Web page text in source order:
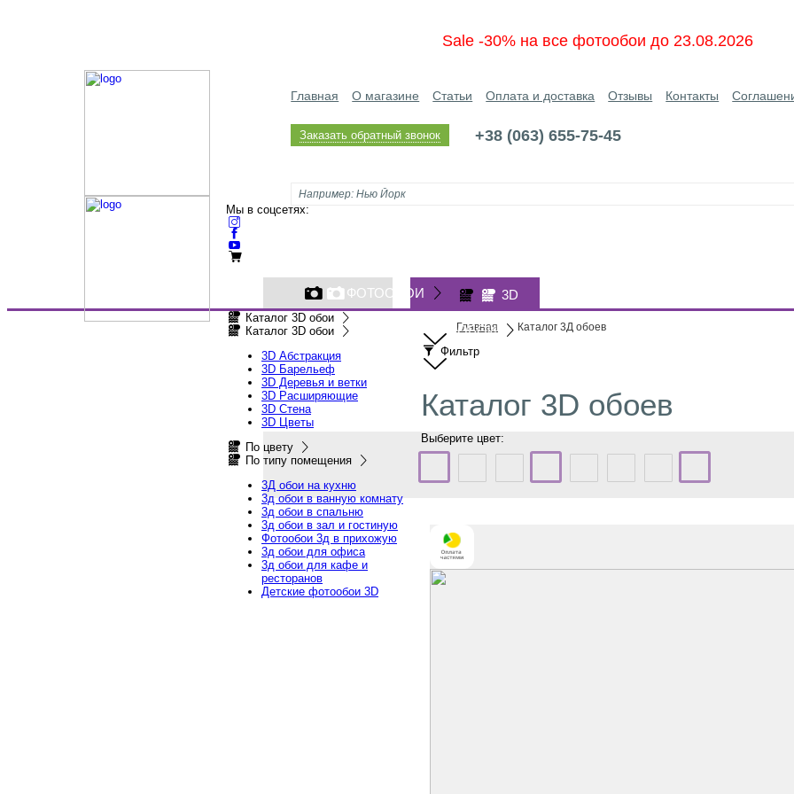
Sale -30% на все фотообои до 23.08.2026
Главная О магазине Статьи Оплата и доставка Отзывы Контакты
Заказать обратный звонок +38 (063) 655-75-45
Мы в соцсетях:
ФОТООБОИ 3D
ОБОИ
Каталог 3D обои
Каталог 3D обои
3D Абстракция
3D Барельеф
3D Деревья и ветки
3D Расширяющие
3D Стена
3D Цветы
По цвету
По типу помещения
3Д обои на кухню
3д обои в ванную комнату
3д обои в спальню
3д обои в зал и гостиную
Фотообои 3д в прихожую
3д обои для офиса
3д обои для кафе и
ресторанов
Детские фотообои 3D
Главная Каталог 3Д обоев
Фильтр
Каталог 3D обоев
Выберите цвет: